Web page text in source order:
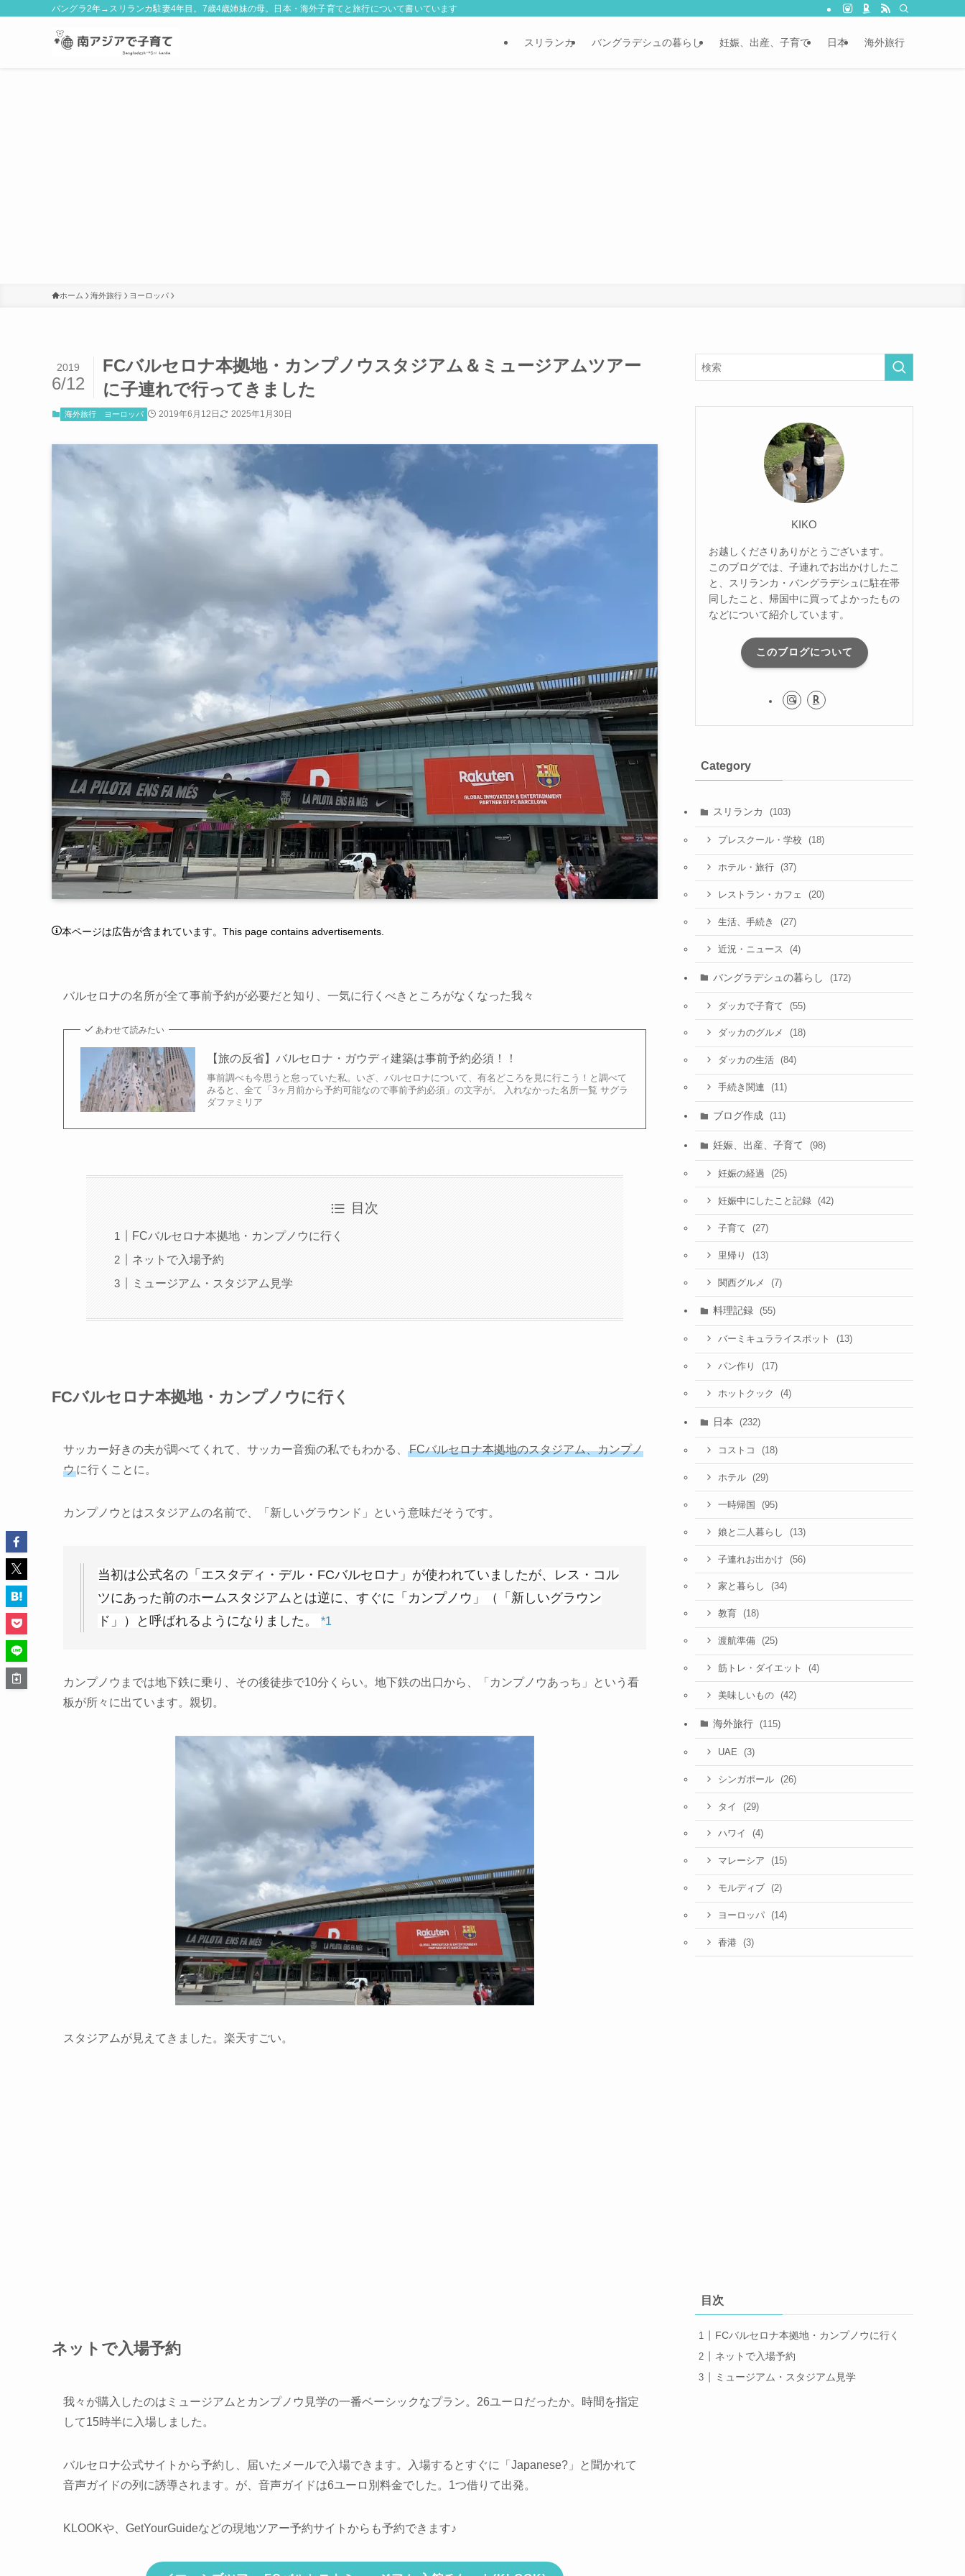
バングラ2年→スリランカ駐妻4年目。7歳4歳姉妹の母。日本・海外子育てと旅行について書いています
スリランカ バングラデシュの暮らし 妊娠、出産、子育て 日本 海外旅行
ホーム 海外旅行 ヨーロッパ
FCバルセロナ本拠地・カンプノウスタジアム＆ミュージアムツアー
に子連れで行ってきました
2019
6/12
海外旅行 ヨーロッパ 2019年6月12日 2025年1月30日
本ページは広告が含まれています。This page contains advertisements.
バルセロナの名所が全て事前予約が必要だと知り、一気に行くべきところがなくなった我々
あわせて読みたい
【旅の反省】バルセロナ・ガウディ建築は事前予約必須！！
事前調べも今思うと怠っていた私。いざ、バルセロナについて、有名どころを見に行こう！と調べて
みると、全て「3ヶ月前から予約可能なので事前予約必須」の文字が。 入れなかった名所一覧 サグラ
ダファミリア
目次
FCバルセロナ本拠地・カンプノウに行く
ネットで入場予約
ミュージアム・スタジアム見学
FCバルセロナ本拠地・カンプノウに行く
サッカー好きの夫が調べてくれて、サッカー音痴の私でもわかる、
FCバルセロナ本拠地のスタジアム、カンプノ
ウに行くことに。
カンプノウとはスタジアムの名前で、「新しいグラウンド」という意味だそうです。
当初は公式名の「エスタディ・デル・FCバルセロナ」が使われていましたが、レス・コル
ツにあった前のホームスタジアムとは逆に、すぐに「カンプノウ」（「新しいグラウン
ド」）と呼ばれるようになりました。 *1
カンプノウまでは地下鉄に乗り、その後徒歩で10分くらい。地下鉄の出口から、「カンプノウあっち」という看
板が所々に出ています。親切。
スタジアムが見えてきました。楽天すごい。
ネットで入場予約
我々が購入したのは ミュージアムとカンプノウ見学の一番ベーシックなプラン。 26ユーロ だったか。時間を指定
して15時半に入場しました。
バルセロナ公式サイトから予約し、届いたメールで入場できます。入場するとすぐに「Japanese?」と聞かれて
音声ガイドの列に誘導されます。が、音声ガイドは6ユーロ別料金でした。1つ借りて出発。
KLOOKや、GetYourGuideなどの現地ツアー予約サイトからも予約できます♪
KIKO
お越しくださりありがとうございます。
このブログでは、子連れでお出かけしたこ
と、スリランカ・バングラデシュに駐在帯
同したこと、帰国中に買ってよかったもの
などについて紹介しています。
このブログについて
Category
スリランカ (103)
プレスクール・学校 (18)
ホテル・旅行 (37)
レストラン・カフェ (20)
生活、手続き (27)
近況・ニュース (4)
バングラデシュの暮らし (172)
ダッカで子育て (55)
ダッカのグルメ (18)
ダッカの生活 (84)
手続き関連 (11)
ブログ作成 (11)
妊娠、出産、子育て (98)
妊娠の経過 (25)
妊娠中にしたこと記録 (42)
子育て (27)
里帰り (13)
関西グルメ (7)
料理記録 (55)
バーミキュラライスポット (13)
パン作り (17)
ホットクック (4)
日本 (232)
コストコ (18)
ホテル (29)
一時帰国 (95)
娘と二人暮らし (13)
子連れお出かけ (56)
家と暮らし (34)
教育 (18)
渡航準備 (25)
筋トレ・ダイエット (4)
美味しいもの (42)
海外旅行 (115)
UAE (3)
シンガポール (26)
タイ (29)
ハワイ (4)
マレーシア (15)
モルディブ (2)
ヨーロッパ (14)
香港 (3)
目次
FCバルセロナ本拠地・カンプノウに行く
ネットで入場予約
ミュージアム・スタジアム見学